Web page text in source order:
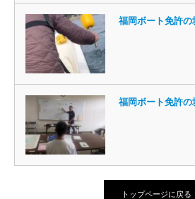
福岡ボート免許の
福岡ボート免許の
トップページに戻る